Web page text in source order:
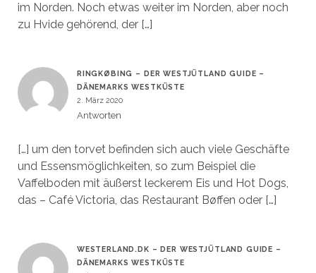
im Norden. Noch etwas weiter im Norden, aber noch
zu Hvide gehörend, der […]
RINGKØBING – DER WESTJÜTLAND GUIDE –
DÄNEMARKS WESTKÜSTE
2. März 2020
Antworten
[…] um den torvet befinden sich auch viele Geschäfte
und Essensmöglichkeiten, so zum Beispiel die
Vaffelboden mit äußerst leckerem Eis und Hot Dogs,
das – Café Victoria, das Restaurant Bøffen oder […]
WESTERLAND.DK – DER WESTJÜTLAND GUIDE –
DÄNEMARKS WESTKÜSTE